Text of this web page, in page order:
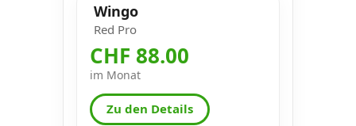
Wingo
Red Pro
CHF 88.00
im Monat
Zu den Details